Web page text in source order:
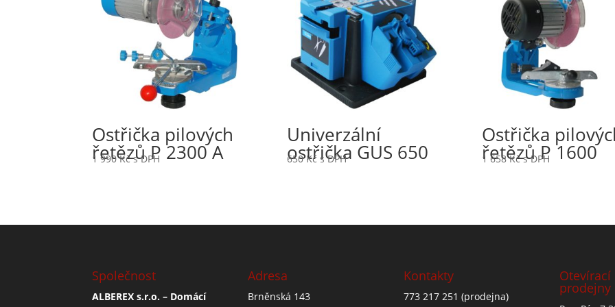
Ostřička pilových
řetězů P 2300 A
1 990Kč s DPH
Univerzální
ostřička GUS 650
650Kč s DPH
Ostřička
řetězů P 1600
1 658Kč s DPH
Společnost
ALBEREX s.r.o. – Domácí
Adresa
Brněnská 143
Kontakty
773 217 251 (prodejna)
Otevírací
prodejny